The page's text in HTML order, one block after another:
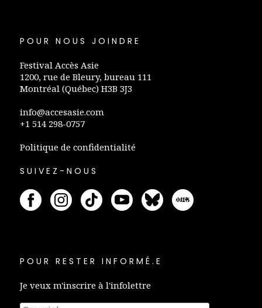
POUR NOUS JOINDRE
Festival Accès Asie
1200, rue de Bleury, bureau 111
Montréal (Québec) H3B 3J3
info@accesasie.com
+1 514 298-0757
Politique de confidentialité
SUIVEZ-NOUS
POUR RESTER INFORMÉ.E
Je veux m'inscrire à l'infolettre